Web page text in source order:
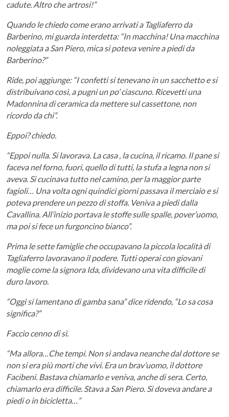
cadute. Altro che artrosi!”
Quando le chiedo come erano arrivati a Tagliaferro da
Barberino, mi guarda interdetta: “In macchina! Una macchina
noleggiata a San Piero, mica si poteva venire a piedi da
Barberino?”
Ride, poi aggiunge: “I confetti si tenevano in un sacchetto e si
distribuivano così, a pugni un po’ ciascuno. Ricevetti una
Madonnina di ceramica da mettere sul cassettone, non
ricordo da chi”.
Eppoi? chiedo.
“Eppoi nulla. Si lavorava. La casa , la cucina, il ricamo. Il pane si
faceva nel forno, fuori, quello di tutti, la stufa a legna non si
aveva. Si cucinava tutto nel camino, per la maggior parte
fagioli… Una volta ogni quindici giorni passava il merciaio e si
poteva prendere un pezzo di stoffa. Veniva a piedi dalla
Cavallina. All’inizio portava le stoffe sulle spalle, pover’uomo,
ma poi si fece un furgoncino bianco”.
Prima le sette famiglie che occupavano la piccola località di
Tagliaferro lavoravano il podere. Tutti operai con giovani
moglie come la signora Ida, dividevano una vita difficile di
duro lavoro.
“Oggi si lamentano di gamba sana” dice ridendo, “Lo sa cosa
significa?”
Faccio cenno di sì.
“Ma allora…Che tempi. Non si andava neanche dal dottore se
non si era più morti che vivi. Era un brav’uomo, il dottore
Facibeni. Bastava chiamarlo e veniva, anche di sera. Certo,
chiamarlo era difficile. Stava a San Piero. Si doveva andare a
piedi o in bicicletta…”